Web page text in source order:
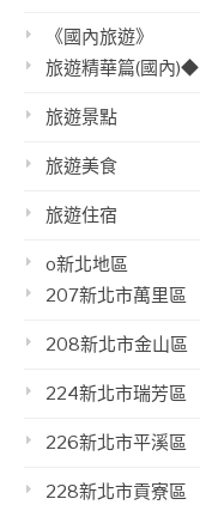
《國內旅遊》
旅遊精華篇(國內)◆
旅遊景點
旅遊美食
旅遊住宿
o新北地區
207新北市萬里區
208新北市金山區
224新北市瑞芳區
226新北市平溪區
228新北市貢寮區